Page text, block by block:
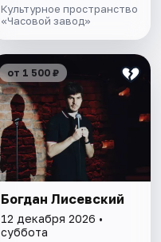
Культурное пространство
«Часовой завод»
от 1 500 ₽
Богдан Лисевский
12 декабря 2026 •
суббота